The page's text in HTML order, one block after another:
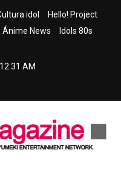
idol
Hello! Project
Ánime News
Idols 80s
AM